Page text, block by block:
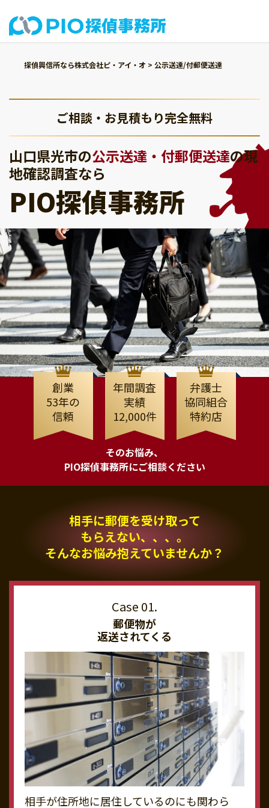
探偵興信所なら株式会社ピ・アイ・オ > 公示送達/付郵便送達
ご相談・お見積もり完全無料
山口県光市の公示送達・付郵便送達の現
地確認調査なら
PIO探偵事務所
創業
53年の
信頼
年間調査
実績
12,000件
弁護士
協同組合
特約店
そのお悩み、
PIO探偵事務所にご相談ください
相手に郵便を受け取って
もらえない、、、。
そんなお悩み抱えていませんか？
郵便物が
返送されてくる
相手が住所地に居住しているのにも関わら